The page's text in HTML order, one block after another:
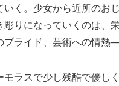
いく。少女から近所のお
彫りになっていくのは、
ライド、芸術への情熱
モラスで少し残酷で優し